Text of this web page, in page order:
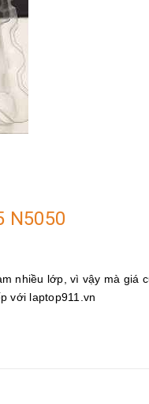
N5050
nhiều lớp, vì vậy mà giá
với laptop911.vn